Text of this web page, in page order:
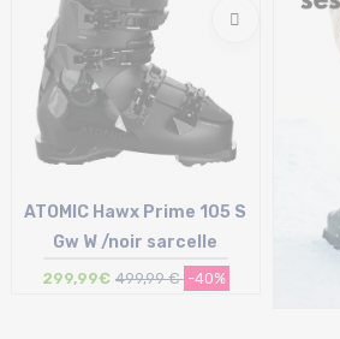
ATOMIC Hawx Prime 105 S
Gw W /noir sarcelle
299,99€ 499,99 € -40%